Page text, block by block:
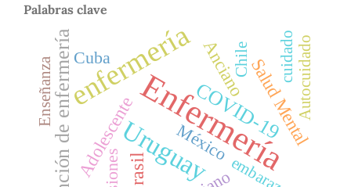
Palabras clave
Enfermería
enfermería
Uruguay
atención de enfermería COVID-19
Brasil
Adolescente
AncianoSalud Mental
México
Cuba
Enseñanza Autocuidado
Chile cuidado
embarazo